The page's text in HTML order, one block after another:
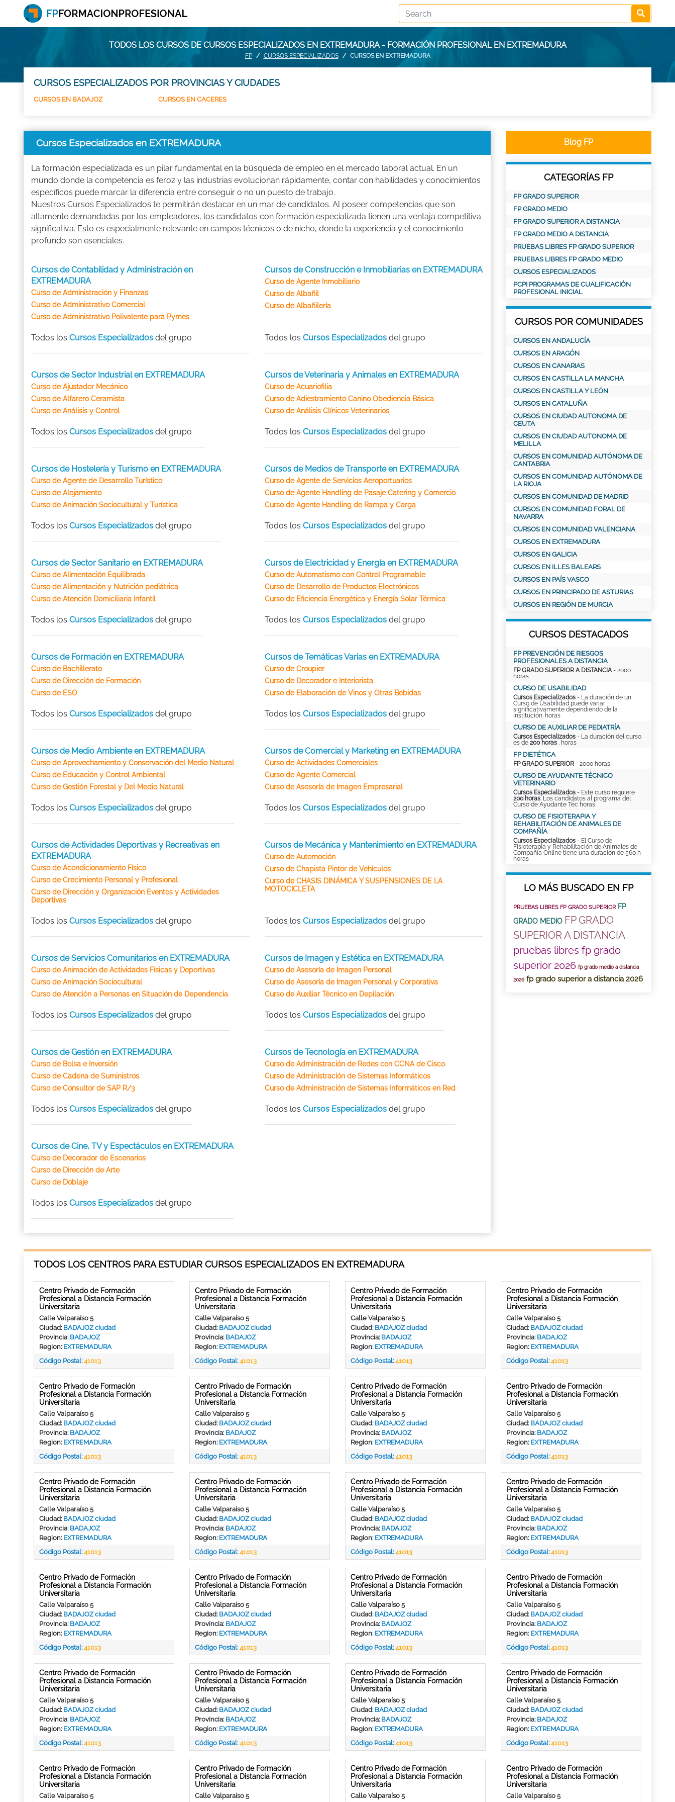
TODOS LOS CURSOS DE CURSOS ESPECIALIZADOS EN EXTREMADURA - FORMACIÓN PROFESIONAL EN EXTREMADURA
FP CURSOS ESPECIALIZADOS CURSOS EN EXTREMADURA
CURSOS ESPECIALIZADOS POR PROVINCIAS Y CIUDADES
CURSOS EN BADAJOZ CURSOS EN CACERES
Cursos Especializados en EXTREMADURA
La formación especializada es un pilar fundamental en la búsqueda de empleo en el mercado laboral actual. En un
mundo donde la competencia es feroz y las industrias evolucionan rápidamente, contar con habilidades y conocimientos
específicos puede marcar la diferencia entre conseguir o no un puesto de trabajo.
Nuestros Cursos Especializados te permitirán destacar en un mar de candidatos. Al poseer competencias que son
altamente demandadas por los empleadores, los candidatos con formación especializada tienen una ventaja competitiva
significativa. Esto es especialmente relevante en campos técnicos o de nicho, donde la experiencia y el conocimiento
profundo son esenciales.
Cursos de Contabilidad y Administración en
EXTREMADURA
Curso de Administración y Finanzas
Curso de Administrativo Comercial
Curso de Administrativo Polivalente para Pymes
Todos los Cursos Especializados del grupo
Cursos de Construcción e Inmobiliarias en EXTREMADURA
Curso de Agente Inmobiliario
Curso de Albañil
Curso de Albañilería
Todos los Cursos Especializados del grupo
Cursos de Sector Industrial en EXTREMADURA
Curso de Ajustador Mecánico
Curso de Alfarero Ceramista
Curso de Análisis y Control
Todos los Cursos Especializados del grupo
Cursos de Veterinaria y Animales en EXTREMADURA
Curso de Acuariofilia
Curso de Adiestramiento Canino Obediencia Básica
Curso de Análisis Clínicos Veterinarios
Todos los Cursos Especializados del grupo
Cursos de Hostelería y Turismo en EXTREMADURA
Curso de Agente de Desarrollo Turístico
Curso de Alojamiento
Curso de Animación Sociocultural y Turística
Todos los Cursos Especializados del grupo
Cursos de Medios de Transporte en EXTREMADURA
Curso de Agente de Servicios Aeroportuarios
Curso de Agente Handling de Pasaje Catering y Comercio
Curso de Agente Handling de Rampa y Carga
Todos los Cursos Especializados del grupo
Cursos de Sector Sanitario en EXTREMADURA
Curso de Alimentación Equilibrada
Curso de Alimentación y Nutrición pediátrica
Curso de Atención Domiciliaria Infantil
Todos los Cursos Especializados del grupo
Cursos de Electricidad y Energía en EXTREMADURA
Curso de Automatismo con Control Programable
Curso de Desarrollo de Productos Electrónicos
Curso de Eficiencia Energética y Energía Solar Térmica
Todos los Cursos Especializados del grupo
Cursos de Formación en EXTREMADURA
Curso de Bachillerato
Curso de Dirección de Formación
Curso de ESO
Todos los Cursos Especializados del grupo
Cursos de Temáticas Varias en EXTREMADURA
Curso de Croupier
Curso de Decorador e Interiorista
Curso de Elaboración de Vinos y Otras Bebidas
Todos los Cursos Especializados del grupo
Cursos de Medio Ambiente en EXTREMADURA
Curso de Aprovechamiento y Conservación del Medio Natural
Curso de Educación y Control Ambiental
Curso de Gestión Forestal y Del Medio Natural
Todos los Cursos Especializados del grupo
Cursos de Comercial y Marketing en EXTREMADURA
Curso de Actividades Comerciales
Curso de Agente Comercial
Curso de Asesoría de Imagen Empresarial
Todos los Cursos Especializados del grupo
Cursos de Actividades Deportivas y Recreativas en
EXTREMADURA
Curso de Acondicionamiento Físico
Curso de Crecimiento Personal y Profesional
Curso de Dirección y Organización Eventos y Actividades
Deportivas
Todos los Cursos Especializados del grupo
Cursos de Mecánica y Mantenimiento en EXTREMADURA
Curso de Automoción
Curso de Chapista Pintor de Vehículos
Curso de CHASIS DINÁMICA Y SUSPENSIONES DE LA
MOTOCICLETA
Todos los Cursos Especializados del grupo
Cursos de Servicios Comunitarios en EXTREMADURA
Curso de Animación de Actividades Físicas y Deportivas
Curso de Animación Sociocultural
Curso de Atención a Personas en Situación de Dependencia
Todos los Cursos Especializados del grupo
Cursos de Imagen y Estética en EXTREMADURA
Curso de Asesoría de Imagen Personal
Curso de Asesoría de Imagen Personal y Corporativa
Curso de Auxiliar Técnico en Depilación
Todos los Cursos Especializados del grupo
Cursos de Gestión en EXTREMADURA
Curso de Bolsa e Inversión
Curso de Cadena de Suministros
Curso de Consultor de SAP R/3
Todos los Cursos Especializados del grupo
Cursos de Tecnología en EXTREMADURA
Curso de Administración de Redes con CCNA de Cisco
Curso de Administración de Sistemas Informáticos
Curso de Administración de Sistemas Informáticos en Red
Todos los Cursos Especializados del grupo
Cursos de Cine, TV y Espectáculos en EXTREMADURA
Curso de Decorador de Escenarios
Curso de Dirección de Arte
Curso de Doblaje
Todos los Cursos Especializados del grupo
Blog FP
CATEGORÍAS FP
FP GRADO SUPERIOR
FP GRADO MEDIO
FP GRADO SUPERIOR A DISTANCIA
FP GRADO MEDIO A DISTANCIA
PRUEBAS LIBRES FP GRADO SUPERIOR
PRUEBAS LIBRES FP GRADO MEDIO
CURSOS ESPECIALIZADOS
PCPI PROGRAMAS DE CUALIFICACIÓN
PROFESIONAL INICIAL
CURSOS POR COMUNIDADES
CURSOS EN ANDALUCÍA
CURSOS EN ARAGÓN
CURSOS EN CANARIAS
CURSOS EN CASTILLA LA MANCHA
CURSOS EN CASTILLA Y LEÓN
CURSOS EN CATALUÑA
CURSOS EN CIUDAD AUTONOMA DE
CEUTA
CURSOS EN CIUDAD AUTONOMA DE
MELILLA
CURSOS EN COMUNIDAD AUTÓNOMA DE
CANTABRIA
CURSOS EN COMUNIDAD AUTÓNOMA DE
LA RIOJA
CURSOS EN COMUNIDAD DE MADRID
CURSOS EN COMUNIDAD FORAL DE
NAVARRA
CURSOS EN COMUNIDAD VALENCIANA
CURSOS EN EXTREMADURA
CURSOS EN GALICIA
CURSOS EN ILLES BALEARS
CURSOS EN PAÍS VASCO
CURSOS EN PRINCIPADO DE ASTURIAS
CURSOS EN REGIÓN DE MURCIA
CURSOS DESTACADOS
FP PREVENCIÓN DE RIESGOS
PROFESIONALES A DISTANCIA
FP GRADO SUPERIOR A DISTANCIA- 2000
horas
CURSO DE USABILIDAD
Cursos Especializados - La duración de un
Curso de Usabilidad puede variar
significativamente dependiendo de la
institución. horas
CURSO DE AUXILIAR DE PEDIATRÍA
Cursos Especializados - La duración del curso
es de 200 horas . horas
FP DIETÉTICA
FP GRADO SUPERIOR - 2000 horas
CURSO DE AYUDANTE TÉCNICO
VETERINARIO
Cursos Especializados - Este curso requiere
200 horas. Los candidatos al programa del
Curso de Ayudante Téc horas
CURSO DE FISIOTERAPIA Y
REHABILITACIÓN DE ANIMALES DE
COMPAÑÍA
Cursos Especializados - El Curso de
Fisioterapia y Rehabilitación de Animales de
Compañía Online tiene una duración de 560 h
horas
LO MÁS BUSCADO EN FP
PRUEBAS LIBRES FP GRADO SUPERIOR FP
GRADO MEDIO FP GRADO
SUPERIOR A DISTANCIA
pruebas libres fp grado
superior 2026 fp grado medio a distancia
2026 fp grado superior a distancia 2026
TODOS LOS CENTROS PARA ESTUDIAR CURSOS ESPECIALIZADOS EN EXTREMADURA
Centro Privado de Formación
Profesional a Distancia Formación
Universitaria
Calle Valparaíso 5
Ciudad: BADAJOZ ciudad
Provincia: BADAJOZ
Region: EXTREMADURA
Código Postal:41013
Centro Privado de Formación
Profesional a Distancia Formación
Universitaria
Calle Valparaíso 5
Ciudad: BADAJOZ ciudad
Provincia: BADAJOZ
Region: EXTREMADURA
Código Postal:41013
Centro Privado de Formación
Profesional a Distancia Formación
Universitaria
Calle Valparaíso 5
Ciudad: BADAJOZ ciudad
Provincia: BADAJOZ
Region: EXTREMADURA
Código Postal:41013
Centro Privado de Formación
Profesional a Distancia Formación
Universitaria
Calle Valparaíso 5
Ciudad: BADAJOZ ciudad
Provincia: BADAJOZ
Region: EXTREMADURA
Código Postal:41013
Centro Privado de Formación
Profesional a Distancia Formación
Universitaria
Calle Valparaíso 5
Ciudad: BADAJOZ ciudad
Provincia: BADAJOZ
Region: EXTREMADURA
Código Postal:41013
Centro Privado de Formación
Profesional a Distancia Formación
Universitaria
Calle Valparaíso 5
Ciudad: BADAJOZ ciudad
Provincia: BADAJOZ
Region: EXTREMADURA
Código Postal:41013
Centro Privado de Formación
Profesional a Distancia Formación
Universitaria
Calle Valparaíso 5
Ciudad: BADAJOZ ciudad
Provincia: BADAJOZ
Region: EXTREMADURA
Código Postal:41013
Centro Privado de Formación
Profesional a Distancia Formación
Universitaria
Calle Valparaíso 5
Ciudad: BADAJOZ ciudad
Provincia: BADAJOZ
Region: EXTREMADURA
Código Postal:41013
Centro Privado de Formación
Profesional a Distancia Formación
Universitaria
Calle Valparaíso 5
Ciudad: BADAJOZ ciudad
Provincia: BADAJOZ
Region: EXTREMADURA
Código Postal:41013
Centro Privado de Formación
Profesional a Distancia Formación
Universitaria
Calle Valparaíso 5
Ciudad: BADAJOZ ciudad
Provincia: BADAJOZ
Region: EXTREMADURA
Código Postal:41013
Centro Privado de Formación
Profesional a Distancia Formación
Universitaria
Calle Valparaíso 5
Ciudad: BADAJOZ ciudad
Provincia: BADAJOZ
Region: EXTREMADURA
Código Postal:41013
Centro Privado de Formación
Profesional a Distancia Formación
Universitaria
Calle Valparaíso 5
Ciudad: BADAJOZ ciudad
Provincia: BADAJOZ
Region: EXTREMADURA
Código Postal:41013
Centro Privado de Formación
Profesional a Distancia Formación
Universitaria
Calle Valparaíso 5
Ciudad: BADAJOZ ciudad
Provincia: BADAJOZ
Region: EXTREMADURA
Código Postal:41013
Centro Privado de Formación
Profesional a Distancia Formación
Universitaria
Calle Valparaíso 5
Ciudad: BADAJOZ ciudad
Provincia: BADAJOZ
Region: EXTREMADURA
Código Postal:41013
Centro Privado de Formación
Profesional a Distancia Formación
Universitaria
Calle Valparaíso 5
Ciudad: BADAJOZ ciudad
Provincia: BADAJOZ
Region: EXTREMADURA
Código Postal:41013
Centro Privado de Formación
Profesional a Distancia Formación
Universitaria
Calle Valparaíso 5
Ciudad: BADAJOZ ciudad
Provincia: BADAJOZ
Region: EXTREMADURA
Código Postal:41013
Centro Privado de Formación
Profesional a Distancia Formación
Universitaria
Calle Valparaíso 5
Ciudad: BADAJOZ ciudad
Provincia: BADAJOZ
Region: EXTREMADURA
Código Postal:41013
Centro Privado de Formación
Profesional a Distancia Formación
Universitaria
Calle Valparaíso 5
Ciudad: BADAJOZ ciudad
Provincia: BADAJOZ
Region: EXTREMADURA
Código Postal:41013
Centro Privado de Formación
Profesional a Distancia Formación
Universitaria
Calle Valparaíso 5
Ciudad: BADAJOZ ciudad
Provincia: BADAJOZ
Region: EXTREMADURA
Código Postal:41013
Centro Privado de Formación
Profesional a Distancia Formación
Universitaria
Calle Valparaíso 5
Ciudad: BADAJOZ ciudad
Provincia: BADAJOZ
Region: EXTREMADURA
Código Postal:41013
Centro Privado de Formación
Profesional a Distancia Formación
Universitaria
Calle Valparaíso 5
Centro Privado de Formación
Profesional a Distancia Formación
Universitaria
Calle Valparaíso 5
Centro Privado de Formación
Profesional a Distancia Formación
Universitaria
Calle Valparaíso 5
Centro Privado de Formación
Profesional a Distancia Formación
Universitaria
Calle Valparaíso 5